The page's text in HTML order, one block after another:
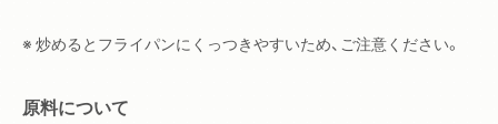
※ 炒めるとフライパンにくっつきやすいため、ご注意ください。
原料について